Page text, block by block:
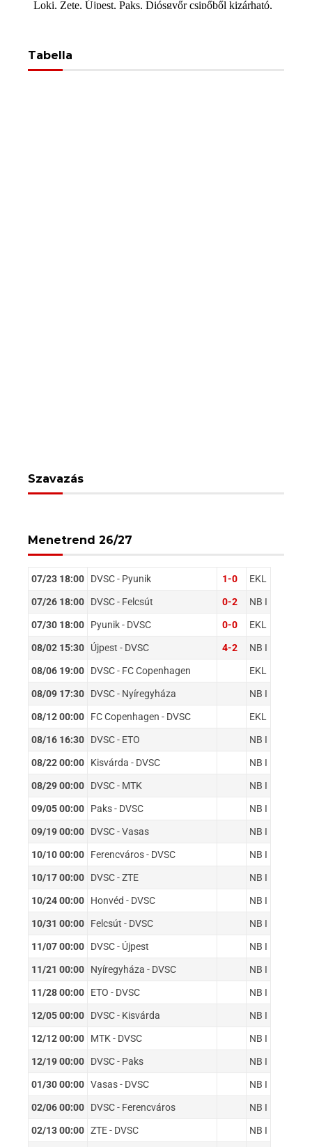
Tabella
Szavazás
Menetrend 26/27
07/23 18:00 DVSC - Pyunik 1-0 EKL
07/26 18:00 DVSC - Felcsút 0-2 NB I
07/30 18:00 Pyunik - DVSC 0-0 EKL
08/02 15:30 Újpest - DVSC 4-2 NB I
08/06 19:00 DVSC - FC Copenhagen EKL
08/09 17:30 DVSC - Nyíregyháza NB I
08/12 00:00 FC Copenhagen - DVSC EKL
08/16 16:30 DVSC - ETO NB I
08/22 00:00 Kisvárda - DVSC NB I
08/29 00:00 DVSC - MTK NB I
09/05 00:00 Paks - DVSC NB I
09/19 00:00 DVSC - Vasas NB I
10/10 00:00 Ferencváros - DVSC NB I
10/17 00:00 DVSC - ZTE NB I
10/24 00:00 Honvéd - DVSC NB I
10/31 00:00 Felcsút - DVSC NB I
11/07 00:00 DVSC - Újpest NB I
11/21 00:00 Nyíregyháza - DVSC NB I
11/28 00:00 ETO - DVSC NB I
12/05 00:00 DVSC - Kisvárda NB I
12/12 00:00 MTK - DVSC NB I
12/19 00:00 DVSC - Paks NB I
01/30 00:00 Vasas - DVSC NB I
02/06 00:00 DVSC - Ferencváros NB I
02/13 00:00 ZTE - DVSC NB I